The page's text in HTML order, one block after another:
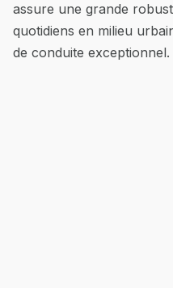
assure une grande
quotidiens en milieu
de conduite exceptionnel.